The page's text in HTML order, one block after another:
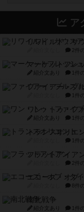
ア
リワイルド：サ
2件
マーケットフレ
紹介文あり 1件
ファイアー・ブ
1件
ワン・トゥ・フ
紹介文あり 1件
トランスオリエ
1件
フラットアイア
2件
エコーズ・オブ
8件
南北戦争
紹介文あり 1件